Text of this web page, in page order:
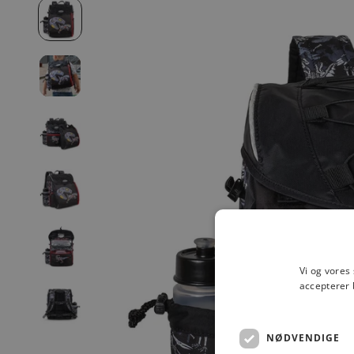
Vi og
accepterer
NØDVENDIGE